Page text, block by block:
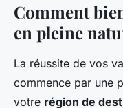
Comment
en pleine
La réussite de vos
commence par une
votre région de